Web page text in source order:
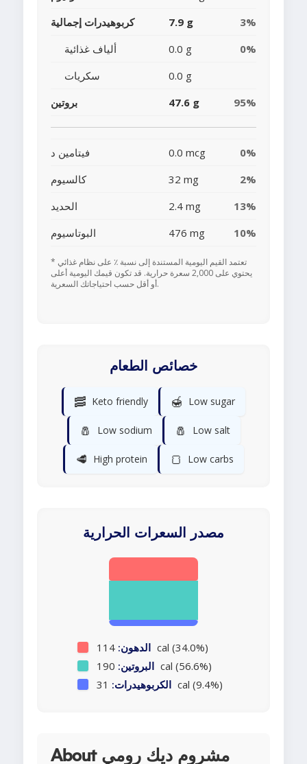
كربوهيدرات إجمالية
7.9 g
3%
ألياف غذائية
0.0 g
0%
سكريات
0.0 g
بروتين
47.6 g 95%
فيتامين د 0.0 mcg
0%
كالسيوم
32 mg
2%
الحديد
2.4 mg
13%
البوتاسيوم
476 mg 10%
* تعتمد القيم اليومية المستندة إلى نسبة ٪ على نظام غذائي
يحتوي على 2,000 سعرة حرارية. قد تكون قيمك اليومية أعلى
أو أقل حسب احتياجاتك السعرية.
خصائص الطعام
🥓 Keto friendly 🍯 Low sugar
🧂 Low sodium 🧂 Low salt
🥩 High protein 🍞 Low carbs
مصدر السعرات الحرارية
الدهون: 114 cal (34.0%)
البروتين: 190 cal (56.6%)
الكربوهيدرات: 31 cal (9.4%)
About مشروم ديك رومي